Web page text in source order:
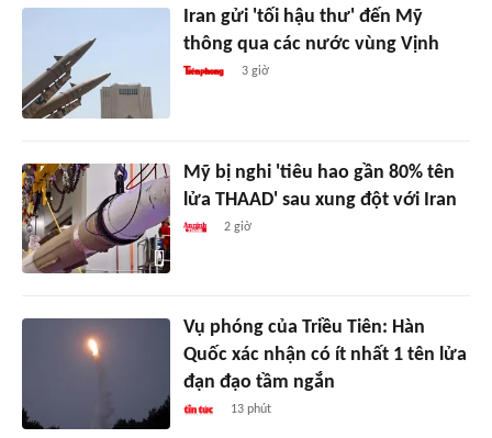
Iran gửi 'tối hậu thư' đến Mỹ
thông qua các nước vùng Vịnh
3 giờ
Mỹ bị nghi 'tiêu hao gần 80% tên
lửa THAAD' sau xung đột với Iran
2 giờ
Vụ phóng của Triều Tiên: Hàn
Quốc xác nhận có ít nhất 1 tên lửa
đạn đạo tầm ngắn
13 phút